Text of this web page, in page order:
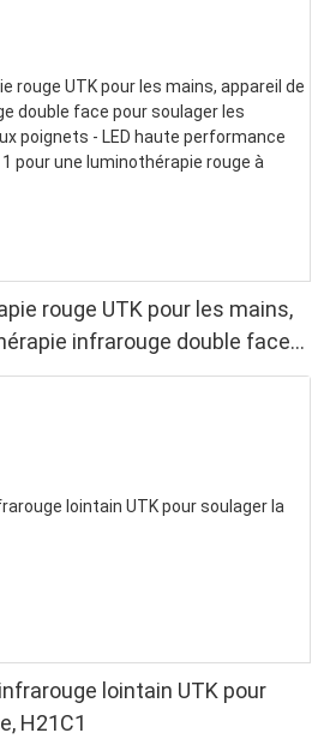
rouge UTK pour les mains,
infrarouge double face
aux doigts et aux
lointain UTK pour
H21C1